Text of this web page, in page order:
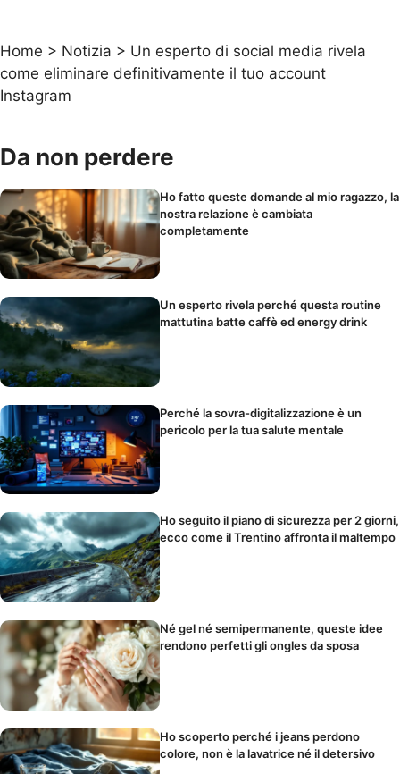
Home > Notizia > Un esperto di social media rivela
come eliminare definitivamente il tuo account
Instagram
Da non perdere
Ho fatto queste domande al mio ragazzo, la
nostra relazione è cambiata
completamente
Un esperto rivela perché questa routine
mattutina batte caffè ed energy drink
Perché la sovra-digitalizzazione è un
pericolo per la tua salute mentale
Ho seguito il piano di sicurezza per 2 giorni,
ecco come il Trentino affronta il maltempo
Né gel né semipermanente, queste idee
rendono perfetti gli ongles da sposa
Ho scoperto perché i jeans perdono
colore, non è la lavatrice né il detersivo